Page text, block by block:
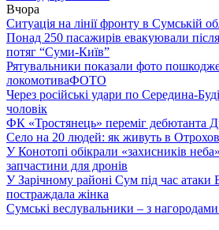
Вчора
Ситуація на лінії фронту в Сумській
Понад 250 пасажирів евакуювали
потяг “Суми-Київ”
Рятувальники показали фото
локомотиваФОТО
Через російські удари по Середина-
чоловік
ФК «Тростянець» переміг дебютанта
Село на 20 людей: як живуть в
У Конотопі обікрали «захисників
запчастини для дронів
У Зарічному районі Сум під час
постраждала жінка
Сумські веслувальники – з